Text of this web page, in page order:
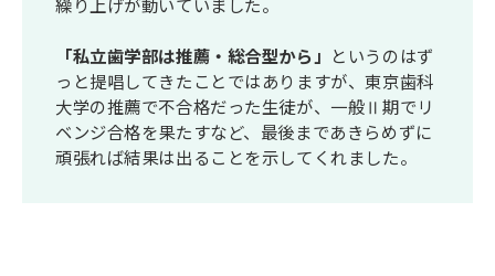
「私立歯学部は推薦・総合型から」 というのはず
っと提唱してきたことではありますが、東京歯科
大学の推薦で不合格だった生徒が、一般Ⅱ期でリ
ベンジ合格を果たすなど、最後まであきらめずに
頑張れば結果は出ることを示してくれました。